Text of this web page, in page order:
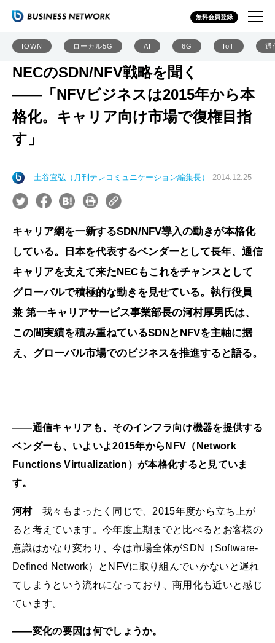
無料会員登録
IOWN ローカル5G AI 6G IoT 通
NECのSDN/NFV戦略を聞く
――「NFVビジネスは2015年から本
格化。キャリア向け市場で復権目指
す」
土谷宜弘（月刊テレコミュニケーション編集長） 2014.12.25
キャリア網を一新するSDN/NFV導入の動きが本格化
している。日本を代表するベンダーとして長年、通信
キャリアを支えて来たNECもこれをチャンスとして
グローバルで積極的な動きを見せている。執行役員
兼 第一キャリアサービス事業部長の河村厚男氏は、
この間実績を積み重ねているSDNとNFVを主軸に据
え、グローバル市場でのビジネスを推進すると語る。
――通信キャリアも、そのインフラ向け機器を提供する
ベンダーも、いよいよ2015年からNFV（Network
Functions Virtualization）が本格化すると見ていま
す。
河村我々もまったく同じで、2015年度から立ち上が
ると考えています。今年度上期までと比べるとお客様の
意識はかなり変わり、今は市場全体がSDN（Software-
Defined Network）とNFVに取り組んでいかないと遅れ
てしまうという流れになっており、商用化も近いと感じ
ています。
――変化の要因は何でしょうか。